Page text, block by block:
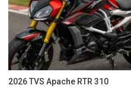
2026 TVS Apache RTR 310